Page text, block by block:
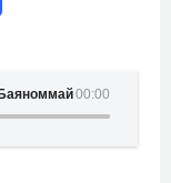
00:00
Andry